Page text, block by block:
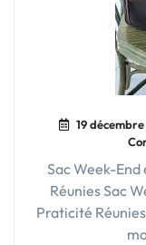
19
Sac Week-
Réunies Sac
Praticité